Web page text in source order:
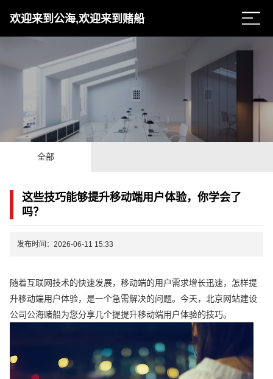
欢迎来到公海,欢迎来到赌船
全部
这些技巧能够提升移动端用户体验，你学会了
吗？
发布时间：2026-06-11 15:33
随着互联网技术的快速发展，移动端的用户需求增长迅速，怎样提
升移动端用户体验，是一个急需解决的问题。今天，北京网站建设
公司公海赌船为您分享几个提提升移动端用户体验的技巧。